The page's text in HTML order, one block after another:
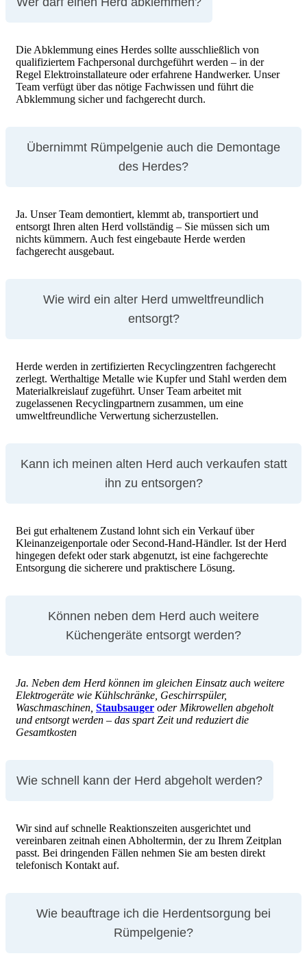
Die Abklemmung eines Herdes sollte ausschließlich von
qualifiziertem Fachpersonal durchgeführt werden – in der
Regel Elektroinstallateure oder erfahrene Handwerker. Unser
Team verfügt über das nötige Fachwissen und führt die
Abklemmung sicher und fachgerecht durch.
Übernimmt Rümpelgenie auch die Demontage
des Herdes?
Ja. Unser Team demontiert, klemmt ab, transportiert und
entsorgt Ihren alten Herd vollständig – Sie müssen sich um
nichts kümmern. Auch fest eingebaute Herde werden
fachgerecht ausgebaut.
Wie wird ein alter Herd umweltfreundlich
entsorgt?
Herde werden in zertifizierten Recyclingzentren fachgerecht
zerlegt. Werthaltige Metalle wie Kupfer und Stahl werden dem
Materialkreislauf zugeführt. Unser Team arbeitet mit
zugelassenen Recyclingpartnern zusammen, um eine
umweltfreundliche Verwertung sicherzustellen.
Kann ich meinen alten Herd auch verkaufen statt
ihn zu entsorgen?
Bei gut erhaltenem Zustand lohnt sich ein Verkauf über
Kleinanzeigenportale oder Second-Hand-Händler. Ist der Herd
hingegen defekt oder stark abgenutzt, ist eine fachgerechte
Entsorgung die sicherere und praktischere Lösung.
Können neben dem Herd auch weitere
Küchengeräte entsorgt werden?
Ja. Neben dem Herd können im gleichen Einsatz auch weitere
Elektrogeräte wie Kühlschränke, Geschirrspüler,
Waschmaschinen, Staubsauger oder Mikrowellen abgeholt
und entsorgt werden – das spart Zeit und reduziert die
Gesamtkosten
Wie schnell kann der Herd abgeholt werden?
Wir sind auf schnelle Reaktionszeiten ausgerichtet und
vereinbaren zeitnah einen Abholtermin, der zu Ihrem Zeitplan
passt. Bei dringenden Fällen nehmen Sie am besten direkt
telefonisch Kontakt auf.
Wie beauftrage ich die Herdentsorgung bei
Rümpelgenie?